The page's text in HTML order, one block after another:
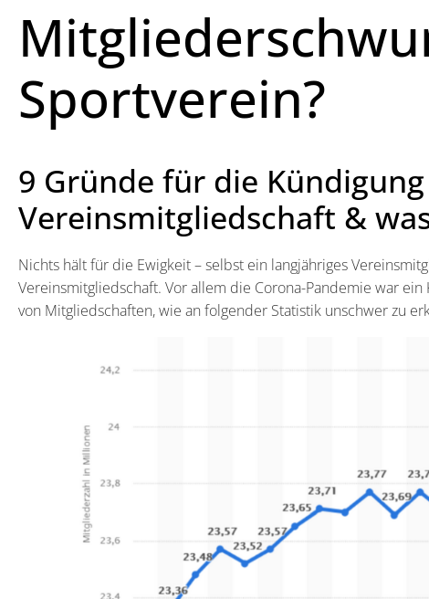
Sportverein?
9 Gründe für die
Vereinsmitgliedschaft &
Nichts hält für die Ewigkeit – selbst ein langjähriges
Vereinsmitgliedschaft. Vor allem die Corona-Pandemie war
von Mitgliedschaften, wie an folgender Statistik unschwer zu